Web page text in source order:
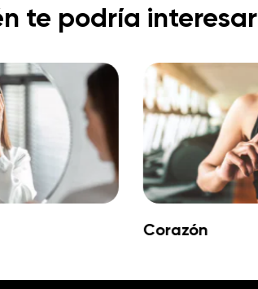
te podría interesar
Corazón